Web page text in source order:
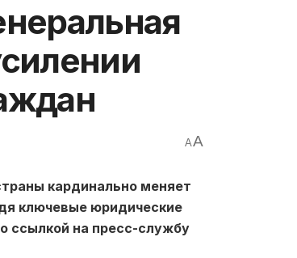
AA
кардинально меняет
ключевые юридические
ссылкой на пресс-службу